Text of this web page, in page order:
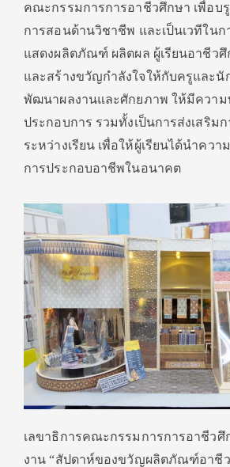
คณะกรรมการการอาชีวศึกษา เพื่อบ
การสอนด้านวิชาชีพ และเป็นเวทีในก
แสดงผลิตภัณฑ์ ผลิตผล ผู้เรียนอาชีวศึ
และสร้างขวัญกำลังใจให้กับครูและนั
พัฒนาผลงานและศักยภาพ ให้มีความ
ประกอบการ รวมทั้งเป็นการส่งเสริม
ระหว่างเรียน เพื่อให้ผู้เรียนได้นำคว
การประกอบอาชีพในอนาคต
เลขาธิการคณะกรรมการการอาชีวศึ
งาน “สัปดาห์ของขวัญผลิตภัณฑ์อาชีว